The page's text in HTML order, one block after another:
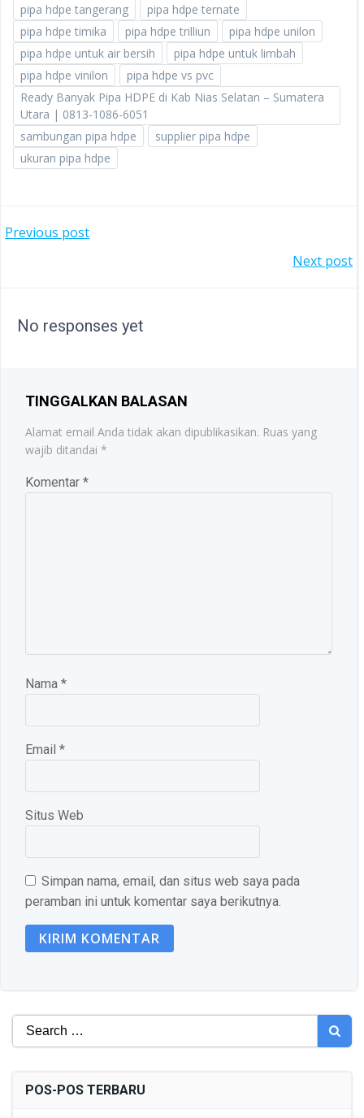
pipa hdpe tangerang
pipa hdpe ternate
pipa hdpe timika
pipa hdpe trilliun
pipa hdpe unilon
pipa hdpe untuk air bersih
pipa hdpe untuk limbah
pipa hdpe vinilon
pipa hdpe vs pvc
Ready Banyak Pipa HDPE di Kab Nias Selatan – Sumatera
Utara | 0813-1086-6051
sambungan pipa hdpe
supplier pipa hdpe
ukuran pipa hdpe
POST
Previous post
Next post
No responses yet
TINGGALKAN BALASAN
Alamat email Anda tidak akan dipublikasikan. Ruas yang
wajib ditandai *
Komentar *
Nama *
Email *
Situs Web
Simpan nama, email, dan situs web saya pada
peramban ini untuk komentar saya berikutnya.
Search
for:
POS-POS TERBARU